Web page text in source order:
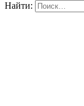
Найти: